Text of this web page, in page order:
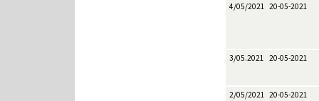
4/05/2021 20-05-2021
3/05.2021 20-05-2021
2/05/2021 20-05-2021